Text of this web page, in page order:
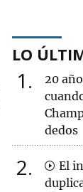
LO
1
20
dedos
2
El